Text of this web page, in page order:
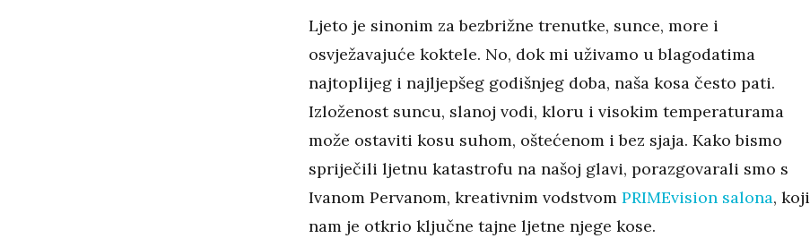
Ljeto je sinonim za bezbrižne trenutke, sunce, more i
osvježavajuće koktele. No, dok mi uživamo u blagodatima
najtoplijeg i najljepšeg godišnjeg doba, naša kosa često pati.
Izloženost suncu, slanoj vodi, kloru i visokim temperaturama
može ostaviti kosu suhom, oštećenom i bez sjaja. Kako bismo
spriječili ljetnu katastrofu na našoj glavi, porazgovarali smo s
Ivanom Pervanom, kreativnim vodstvom PRIMEvision salona, koji
nam je otkrio ključne tajne ljetne njege kose.